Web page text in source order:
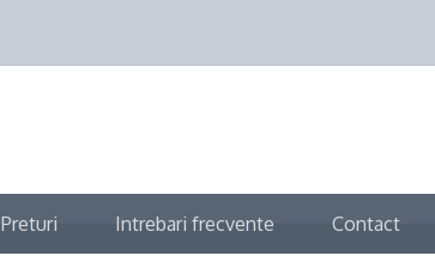
Preturi Intrebari frecvente Contact